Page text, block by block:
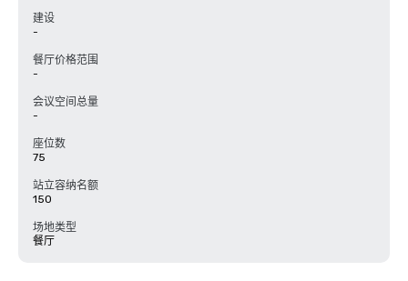
建设
-
餐厅价格范围
-
会议空间总量
-
座位数
75
站立容纳名额
150
场地类型
餐厅